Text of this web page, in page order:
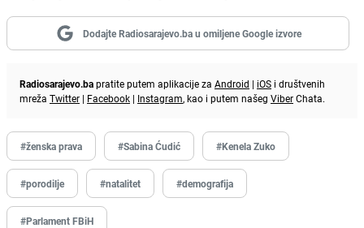
Dodajte Radiosarajevo.ba u omiljene Google izvore
Radiosarajevo.bapratite putem aplikacije za Android | iOS i društvenih
mreža Twitter | Facebook | Instagram, kao i putem našeg ViberChata.
#ženska prava #Sabina Ćudić #Kenela Zuko
#porodilje #natalitet #demografija
#Parlament FBiH